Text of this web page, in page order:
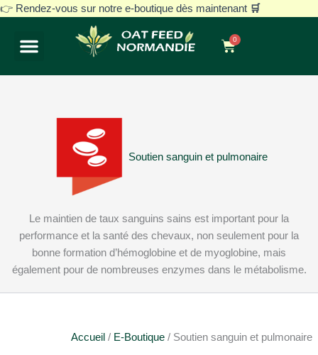
Aller
contenu
👉 Rendez-vous sur notre e-boutique dès maintenant 🛒
0
Panier
Soutien sanguin et pulmonaire
Le maintien de taux sanguins sains est important pour la
performance et la santé des chevaux, non seulement pour la
bonne formation d’hémoglobine et de myoglobine, mais
également pour de nombreuses enzymes dans le métabolisme.
Accueil / E-Boutique / Soutien sanguin et pulmonaire